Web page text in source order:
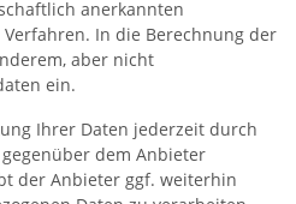
anerkannten
In die Berechnung der
aber nicht
ein.
Ihrer Daten jederzeit durch
dem Anbieter
der Anbieter ggf. weiterhin